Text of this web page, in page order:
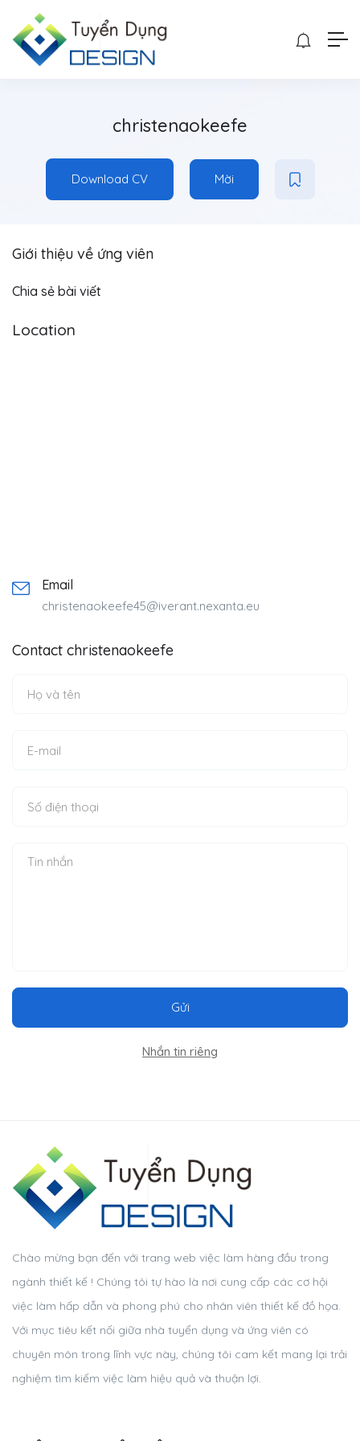
christenaokeefe
Download CV Mời
Giới thiệu về ứng viên
Chia sẻ bài viết
Location
Email
christenaokeefe45@iverant.nexanta.eu
Contact christenaokeefe
Gửi
Nhắn tin riêng
Chào mừng bạn đến với trang web việc làm hàng đầu trong
ngành thiết kế ! Chúng tôi tự hào là nơi cung cấp các cơ hội
việc làm hấp dẫn và phong phú cho nhân viên thiết kế đồ họa.
Với mục tiêu kết nối giữa nhà tuyển dụng và ứng viên có
chuyên môn trong lĩnh vực này, chúng tôi cam kết mang lại trải
nghiệm tìm kiếm việc làm hiệu quả và thuận lợi.